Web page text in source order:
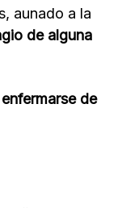
aunado a la
de alguna
de